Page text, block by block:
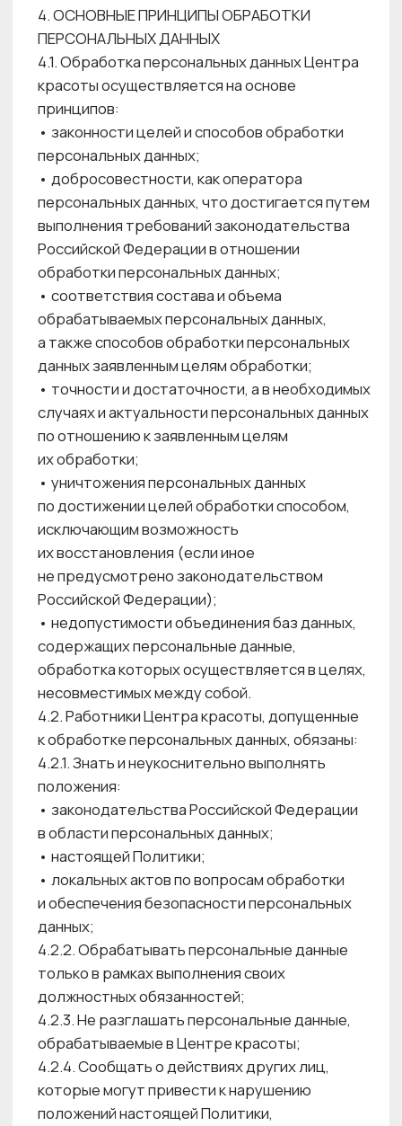
хранение, уточнение (обновление,
изменение), извлечение, использование,
передача (предоставление, доступ),
обезличивание, блокирование, удаление,
уничтожение ПДн.
6.2. Обработка персональных данных
осуществляется в соответствии с целями,
заранее определенными и заявленными при
сборе персональных данных, а также
полномочиями, определенными действующим
законодательством Российской Федерации
и договорными отношениями с клиентами
и контрагентами .
не содержат положения, ограничивающие
права свободы Субъектов ПДн,
устанавливающие случаи обработки ПДн
не предусмотрено законодательством
Российской Федерации, а также положения,
допускающие в качестве условия заключения
договоров бездействие Субъектов ПДн.
6.4. Обработка ПДн с использованием
средств автоматизации осуществляется
в соответствии с требованиями
постановления Правительства Российской
Федерации от 01 ноября 2012 г. № 1119
персональных данных при их обработке
в информационных системах персональных
данных», нормативных и методических
документов ФСТЭК России и ФСБ России
по защите информации.
6.5. Обработка персональных данных,
осуществляемая без использования средств
автоматизации, выполняется таким образом,
чтобы в отношении каждой категории
персональных данных можно было
определить места хранения персональных
данных (материальных носителей)
и установить перечень лиц, осуществляющих
обработку персональных данных либо
имеющих к ним доступ.
6.6. Лица, осуществляющие обработку
персональных данных без использования
средств автоматизации (в том числе
сотрудники Оператора ПДн или лица,
осуществляющие такую обработку
по договору с Оператором ПДн),
проинформированы о факте обработки ими
персональных данных, обработка которых
осуществляется Оператором ПДн без
использования средств автоматизации,
категориях обрабатываемых персональных
данных, а также об особенностях и правилах
осуществления такой обработки,
установленных нормативными правовыми
актами федеральных органов исполнительной
власти, органов исполнительной власти
субъектов Российской Федерации, а также
локальными правовыми актами организации
(при их наличии).
6.7. Срок обработки и хранения ПДн для всех
целей обработки ПДн, определенных
в Условиях обработки персональных данных
в ООО «АйКоун» (Приложение № 1)